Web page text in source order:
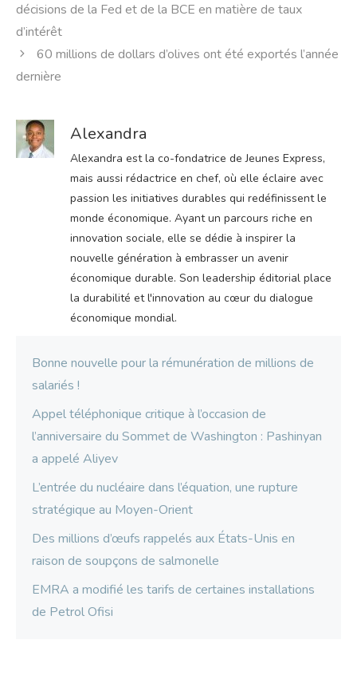
décisions de la Fed et de la BCE en matière de taux
d’intérêt
60 millions de dollars d’olives ont été exportés l’année
dernière
Alexandra
Alexandra est la co-fondatrice de Jeunes Express,
mais aussi rédactrice en chef, où elle éclaire avec
passion les initiatives durables qui redéfinissent le
monde économique. Ayant un parcours riche en
innovation sociale, elle se dédie à inspirer la
nouvelle génération à embrasser un avenir
économique durable. Son leadership éditorial place
la durabilité et l'innovation au cœur du dialogue
économique mondial.
Bonne nouvelle pour la rémunération de millions de
salariés !
Appel téléphonique critique à l’occasion de
l’anniversaire du Sommet de Washington : Pashinyan
a appelé Aliyev
L’entrée du nucléaire dans l’équation, une rupture
stratégique au Moyen-Orient
Des millions d’œufs rappelés aux États-Unis en
raison de soupçons de salmonelle
EMRA a modifié les tarifs de certaines installations
de Petrol Ofisi